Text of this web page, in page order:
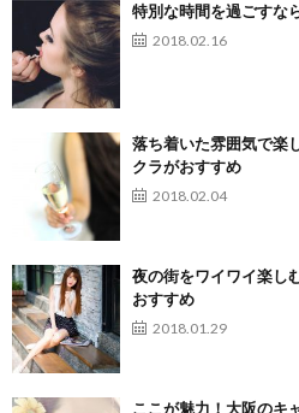
特別な時間を過ごすな
2018.02.16
落ち着いた雰囲気で楽
クラがおすすめ
2018.02.04
夜の街をワイワイ楽し
おすすめ
2018.01.29
ここが魅力！大阪のキ